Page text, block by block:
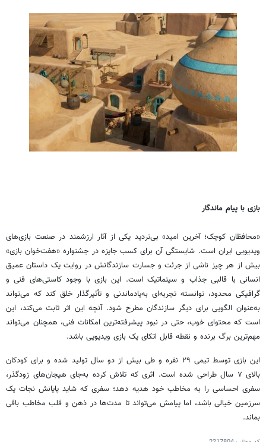
بازی با پیام ماندگار
«محافظان کوچک؛ آخرین امید» بی‌تردید یکی از آثار ارزشمند در صنعت بازی‌های
ویدیویی ایران است. شایستگی آن برای کسب جایزه در جشنواره «هفت‌خوان بازی»
بیش از هر چیز ناشی از جرئت و جسارت سازندگانش در روایت یک داستان عمیق
انسانی با قالبی جذاب و سینماتیک است. این بازی با وجود کاستی‌های فنی و
گرافیکی محدود، توانسته تجربه‌ای به‌یادماندنی و تأثیرگذار خلق کند که می‌تواند
به‌عنوان الگویی برای دیگر سازندگان مطرح شود. آنچه این اثر ثابت می‌کند، این
است که محتوای خوب، حتی در نبود پیشرفته‌ترین امکانات فنی، همچنان می‌تواند
مهم‌ترین برگ برنده و نقطه قابل اتکای یک بازی ویدیویی باشد.
این بازی توسط تیمی ۲۹ نفره و طی بیش از دو سال تولید شده و برای کودکان
بالای ۷ سال طراحی شده است. اثری که تلاش کرده به‌جای هیجان‌های زودگذر،
سفری احساسی را به مخاطب خود هدیه دهد؛ سفری که شاید پایانش نجات یک
سرزمین خیالی باشد، اما پیامش می‌تواند تا مدت‌ها در ذهن و قلب مخاطب باقی
بماند.